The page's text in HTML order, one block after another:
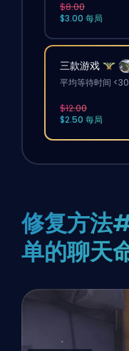
$8.00
$3.00 每局
三款游戏
平均等待时间
$12.00
$2.50 每局
修复方法
单的聊天